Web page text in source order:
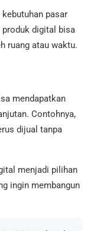
pasar
produk digital bisa
ruang atau waktu.
mendapatkan
Contohnya,
dijual tanpa
menjadi pilihan
ingin membangun